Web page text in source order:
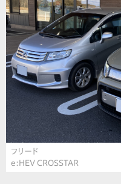
フリード
e:HEV CROSSTAR